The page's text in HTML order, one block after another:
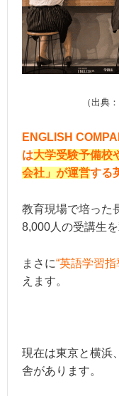
（出典
ENGLISH
は大学受験予備校
会社」が運営する
教育現場で培った
8,000人の受講生
まさに“英語学習
えます。
現在は東京と横浜
舎があります。